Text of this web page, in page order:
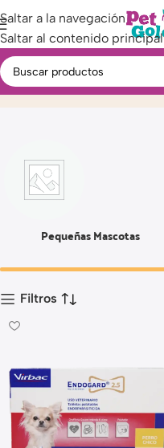
Saltar a la navegación
Saltar al contenido principal
2.5 KGInicio Producto
Pequeñas Mascotas
Filtros